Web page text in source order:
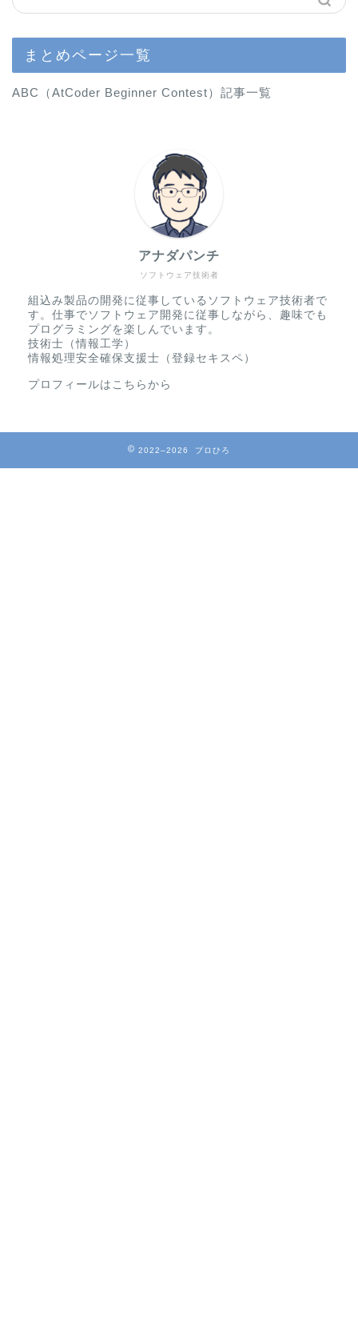
まとめページ一覧
ABC（AtCoder Beginner Contest）記事一覧
ソフトウェア技術者
アナダパンチ
組込み製品の開発に従事しているソフトウェア技術者で
す。仕事でソフトウェア開発に従事しながら、趣味でも
プログラミングを楽しんでいます。
技術士（情報工学）
情報処理安全確保支援士（登録セキスペ）
プロフィールはこちらから
2022–2026 プロひろ